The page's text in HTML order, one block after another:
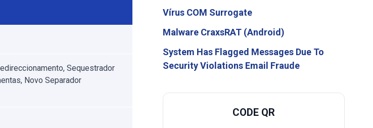
Sequestrador
Novo Separador
Vírus COM Surrogate
Malware CraxsRAT (Android)
System Has Flagged Messages Due To
Security Violations Email Fraude
CODE QR